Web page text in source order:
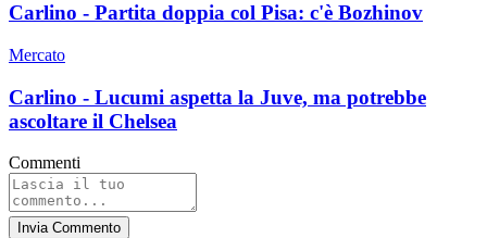
Carlino - Partita doppia col Pisa: c'è Bozhinov
Mercato
Carlino - Lucumi aspetta la Juve, ma potrebbe
ascoltare il Chelsea
Commenti
Invia Commento